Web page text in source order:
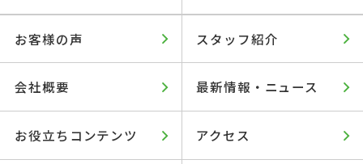
お客様の声 スタッフ紹介
会社概要 最新情報・ニュース
お役立ちコンテンツ アクセス